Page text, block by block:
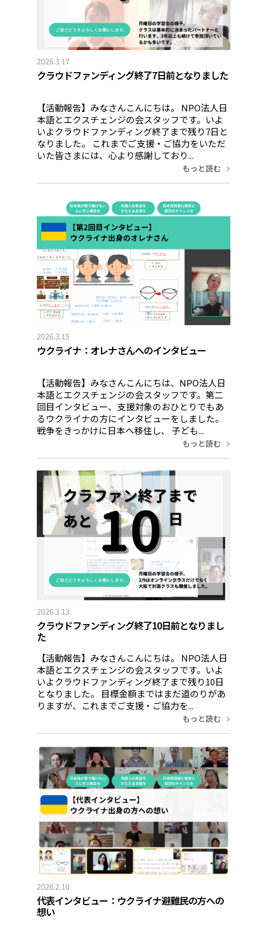
2026.3.17
クラウドファンディング終了7日前となりました
【活動報告】みなさんこんにちは。 NPO法人日
本語とエクスチェンジの会スタッフです。いよ
いよクラウドファンディング終了まで残り7日と
なりました。 これまでご支援・ご協力をいただ
いた皆さまには、心より感謝しており...
もっと読む
2026.3.15
ウクライナ：オレナさんへのインタビュー
【活動報告】みなさんこんにちは、NPO法人日
本語とエクスチェンジの会スタッフです。第二
回目インタビュー、支援対象のおひとりでもあ
るウクライナの方にインタビューをしました。
戦争をきっかけに日本へ移住し、 子ども...
もっと読む
2026.3.13
クラウドファンディング終了10日前となりまし
た
【活動報告】みなさんこんにちは。 NPO法人日
本語とエクスチェンジの会スタッフです。いよ
いよクラウドファンディング終了まで残り10日
となりました。 目標金額まではまだ道のりがあ
りますが、これまでご支援・ご協力を...
もっと読む
2026.2.10
代表インタビュー：ウクライナ避難民の方への
想い